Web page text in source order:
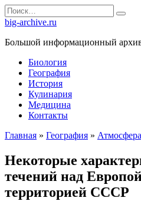
Перейти
к
содержанию
Search
for:
big-archive.ru
Большой информационный
Биология
География
История
Кулинария
Медицина
Контакты
Главная » География »
Некоторые
течений над
территорией СССР